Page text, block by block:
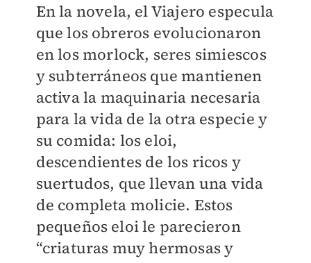
En la novela, el Viajero especula
que los obreros evolucionaron
en los morlock, seres simiescos
y subterráneos que mantienen
activa la maquinaria necesaria
para la vida de la otra especie y
su comida: los eloi,
descendientes de los ricos y
suertudos, que llevan una vida
de completa molicie. Estos
pequeños eloi le parecieron
“criaturas muy hermosas y